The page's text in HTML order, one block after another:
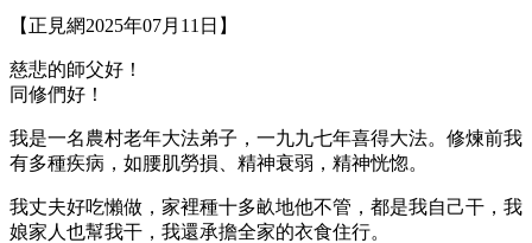
【正見網2025年07月11日】
慈悲的師父好！
同修們好！
我是一名農村老年大法弟子，一九九七年喜得大法。修煉前我
有多種疾病，如腰肌勞損、精神衰弱，精神恍惚。
我丈夫好吃懶做，家裡種十多畝地他不管，都是我自己干，我
娘家人也幫我干，我還承擔全家的衣食住行。